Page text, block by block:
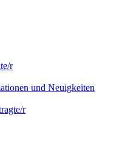
r
und Neuigkeiten
r